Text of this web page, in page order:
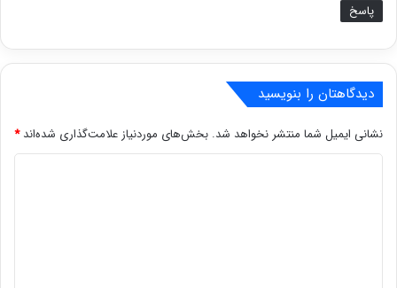
پاسخ
دیدگاهتان را بنویسید
نشانی ایمیل شما منتشر نخواهد شد. بخش‌های موردنیاز علامت‌گذاری شده‌اند*